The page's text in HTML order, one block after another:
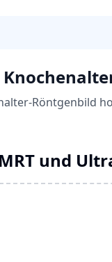
Röntgenbild
und